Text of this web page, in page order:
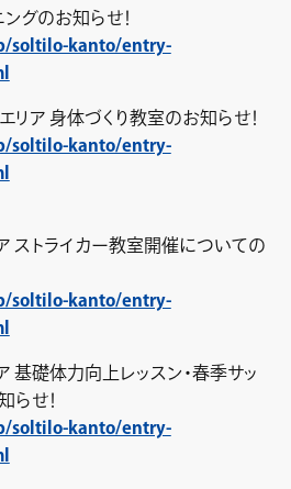
グのお知らせ！
soltilo-kanto/entry-
リア 身体づくり教室のお知らせ！
soltilo-kanto/entry-
ストライカー教室開催についての
soltilo-kanto/entry-
基礎体力向上レッスン・春季サッ
らせ！
soltilo-kanto/entry-